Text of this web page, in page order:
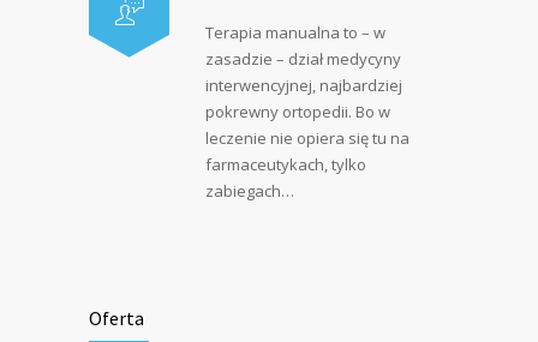
Terapia manualna to – w
zasadzie – dział medycyny
interwencyjnej, najbardziej
pokrewny ortopedii. Bo w
leczenie nie opiera się tu na
farmaceutykach, tylko
zabiegach…
Oferta